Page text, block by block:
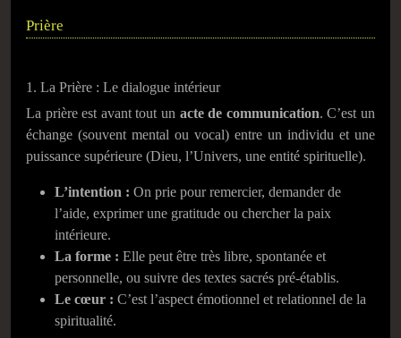
Prière
1. La Prière : Le dialogue intérieur
La prière est avant tout un acte de communication. C’est un
échange (souvent mental ou vocal) entre un individu et une
puissance supérieure (Dieu, l’Univers, une entité spirituelle).
L’intention : On prie pour remercier, demander de
l’aide, exprimer une gratitude ou chercher la paix
intérieure.
La forme : Elle peut être très libre, spontanée et
personnelle, ou suivre des textes sacrés pré-établis.
Le cœur : C’est l’aspect émotionnel et relationnel de la
spiritualité.